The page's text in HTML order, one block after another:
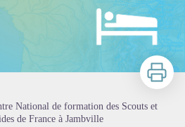
Imprimer
National de formation des Scouts et
de France à Jambville